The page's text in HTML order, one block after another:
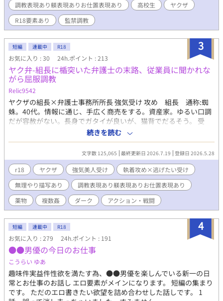
調教表現あり躾表現ありお仕置表現あり
高校生
ヤクザ
R18要素あり
監禁調教
3
短編 連載中 R18
お気に入り : 30 24h.ポイント : 213
ヤク弁-組長に楯突いた弁護士の末路、従業員に聞かれな
がら屈服調教
Relic9542
ヤクザの組長×弁護士事務所所長 強気受け 攻め 組長 通称:蜘
蛛。40代。情報に通じ、手広く商売をする。資産家。ゆるい口調
だが容赦がない。長身でガタイが良いが、猫背でだるそう。 受
け 所長 通称:所長。30代前半。人にも自分にも厳しい。正義感
が強く、不正を見逃せない。きつい性格だがなぜか子どもに好か
れる。性別年齢不詳のバイトの事務員鈴虫と、若手弁護士ととも
に弁護士事務所を経営。黒髪でいつもスーツを着用。鋭い目に隈
があり、童顔。整った顔。 他 事務員 通称：鈴虫 性別年齢不詳
の事務員。年齢は１８歳だが子どものような見た目で、非常にか
わいらしい。所長になついている。 若手弁護士 通称：信 弁護
士になりたての新人。見た目は色素の薄い美形だが、関西弁で話
し、やくざ相手にメンチを切る。所長を慕っている。 やくざの構
続きを読む
文字数 125,065 最終更新日 2026.7.19 登録日 2026.5.28
r18 ヤクザ 強気美人受け
執着攻め×逃げたい受け
無理やり描写あり
調教表現あり躾表現ありお仕置表現あり
薬物
複数姦 ダーク アクション・戦闘
4
短編 連載中 R18
お気に入り : 279 24h.ポイント : 191
●●男優の今日のお仕事
こうらい ゆあ
趣味件実益件性欲を満たす為、●●男優を楽しんでいる新一の日
常とお仕事のお話し エロ要素がメインになります。 短編の集まり
です。 ただのエロ書きたい欲望を詰め合わせした話しです。 1